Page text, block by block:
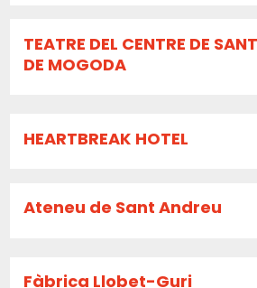
TEATRE DEL CENTRE DE
DE MOGODA
HEARTBREAK HOTEL
Ateneu de Sant Andreu
Fàbrica Llobet-Guri